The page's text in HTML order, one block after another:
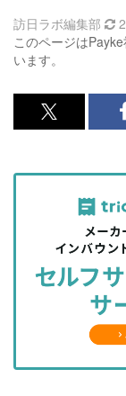
このページは
います。
訪日ラボ編集部
x<br>
記
を
シ
ェ
る